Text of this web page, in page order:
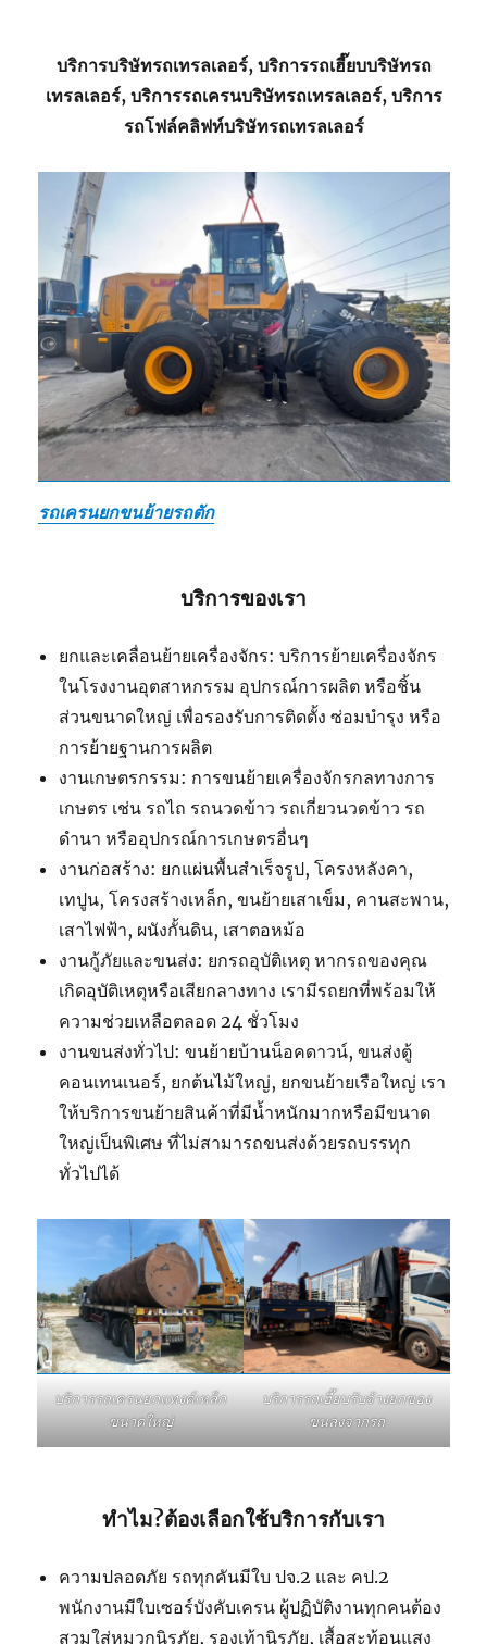
บริการบริษัทรถเทรลเลอร์, บริการรถเฮี๊ยบบริษัทรถ
เทรลเลอร์, บริการรถเครนบริษัทรถเทรลเลอร์, บริการ
รถโฟล์คลิฟท์บริษัทรถเทรลเลอร์
รถเครนยกขนย้ายรถตัก
บริการของเรา
ยกและเคลื่อนย้ายเครื่องจักร: บริการย้ายเครื่องจักร
ในโรงงานอุตสาหกรรม อุปกรณ์การผลิต หรือชิ้น
ส่วนขนาดใหญ่ เพื่อรองรับการติดตั้ง ซ่อมบำรุง หรือ
การย้ายฐานการผลิต
งานเกษตรกรรม: การขนย้ายเครื่องจักรกลทางการ
เกษตร เช่น รถไถ รถนวดข้าว รถเกี่ยวนวดข้าว รถ
ดำนา หรืออุปกรณ์การเกษตรอื่นๆ
งานก่อสร้าง: ยกแผ่นพื้นสำเร็จรูป, โครงหลังคา,
เทปูน, โครงสร้างเหล็ก, ขนย้ายเสาเข็ม, คานสะพาน,
เสาไฟฟ้า, ผนังกั้นดิน, เสาตอหม้อ
งานกู้ภัยและขนส่ง: ยกรถอุบัติเหตุ หากรถของคุณ
เกิดอุบัติเหตุหรือเสียกลางทาง เรามีรถยกที่พร้อมให้
ความช่วยเหลือตลอด 24 ชั่วโมง
งานขนส่งทั่วไป: ขนย้ายบ้านน็อคดาวน์, ขนส่งตู้
คอนเทนเนอร์, ยกต้นไม้ใหญ่, ยกขนย้ายเรือใหญ่ เรา
ให้บริการขนย้ายสินค้าที่มีน้ำหนักมากหรือมีขนาด
ใหญ่เป็นพิเศษ ที่ไม่สามารถขนส่งด้วยรถบรรทุก
ทั่วไปได้
บริการรถเครนยกแทงค์เหล็ก
ขนาดใหญ่
บริการรถเฮี๊ยบรับจ้างยกของ
ขนลงจากรถ
ทำไม?ต้องเลือกใช้บริการกับเรา
ความปลอดภัย รถทุกคันมีใบ ปจ.2 และ คป.2
พนักงานมีใบเซอร์บังคับเครน ผู้ปฏิบัติงานทุกคนต้อง
สวมใส่หมวกนิรภัย, รองเท้านิรภัย, เสื้อสะท้อนแสง